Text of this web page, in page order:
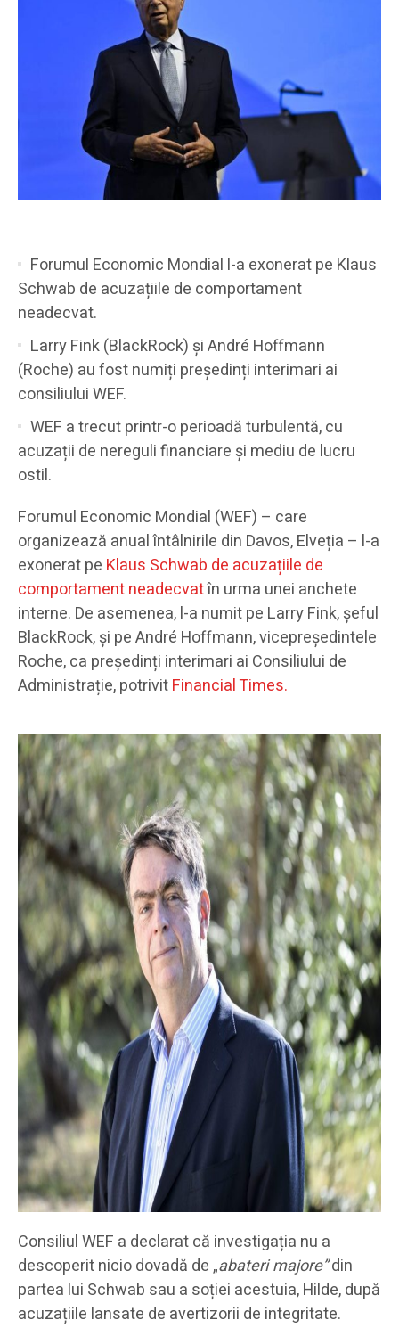
Forumul Economic Mondial l-a exonerat pe Klaus
Schwab de acuzațiile de comportament
neadecvat.
Larry Fink (BlackRock) și André Hoffmann
(Roche) au fost numiți președinți interimari ai
consiliului WEF.
WEF a trecut printr-o perioadă turbulentă, cu
acuzații de nereguli financiare și mediu de lucru
ostil.
Forumul Economic Mondial (WEF) – care
organizează anual întâlnirile din Davos, Elveția – l-a
exonerat pe Klaus Schwab de acuzațiile de
comportament neadecvatîn urma unei anchete
interne. De asemenea, l-a numit pe Larry Fink, șeful
BlackRock, și pe André Hoffmann, vicepreședintele
Roche, ca președinți interimari ai Consiliului de
Administrație, potrivitFinancial Times.
Consiliul WEF a declarat că investigația nu a
descoperit nicio dovadă de „abateri majore”din
partea lui Schwab sau a soției acestuia, Hilde, după
acuzațiile lansate de avertizorii de integritate.